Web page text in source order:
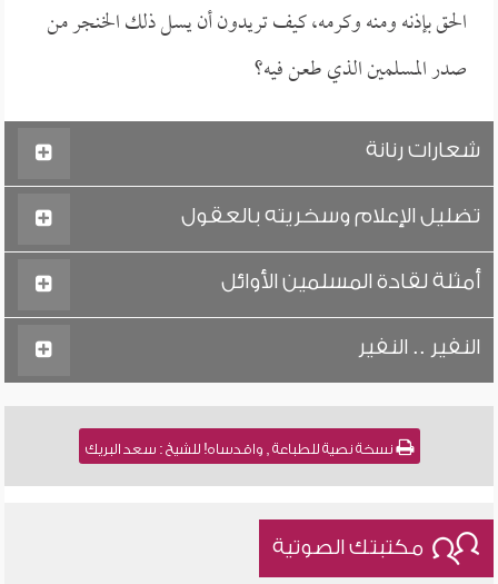
الحق بإذنه ومنه وكرمه، كيف تريدون أن يسل ذلك الخنجر من
صدر المسلمين الذي طعن فيه؟
شعارات رنانة
تضليل الإعلام وسخريته بالعقول
أمثلة لقادة المسلمين الأوائل
النفير .. النفير
نسخة نصية للطباعة , واقدساه! للشيخ : سعد البريك
مكتبتك الصوتية